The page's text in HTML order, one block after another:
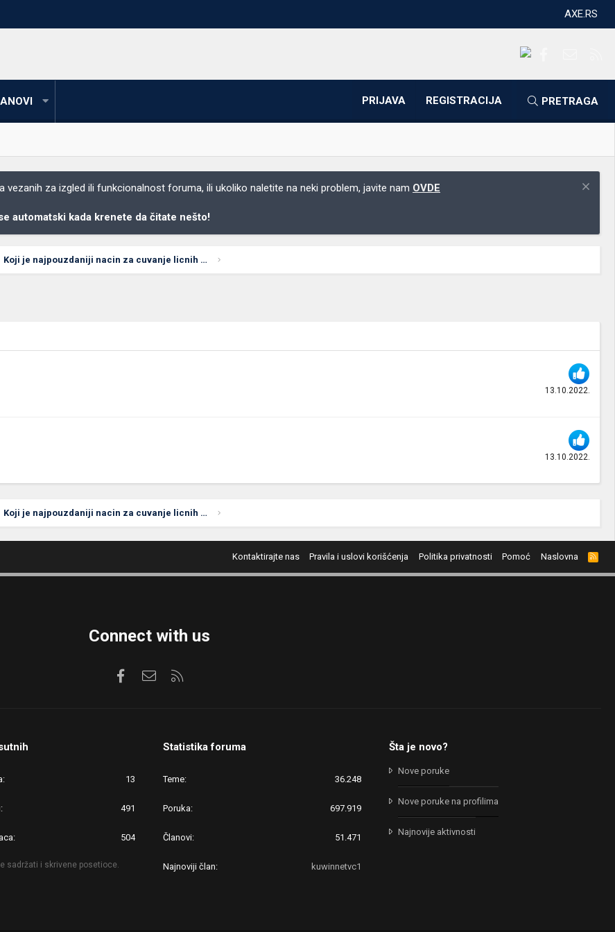
AXE.RS
PRIJAVA REGISTRACIJA PRETRAGA
za izgled ili funkcionalnost foruma, ili ukoliko naletite na neki problem, javite nam OVDE
automatski kada krenete da čitate nešto!
Koji je najpouzdaniji nacin za cuvanje licnih podataka?
13.10.2022.
13.10.2022.
Koji je najpouzdaniji nacin za cuvanje licnih podataka?
Kontaktirajte nas Pravila i uslovi korišćenja Politika privatnosti Pomoć Naslovna
R
S
S
Connect with us
FacebookKontaktirajte nas
13
491
504
sadržati i skrivene posetioce.
Statistika foruma
Teme 36.248
Poruka 697.919
Članovi 51.471
Najnoviji član kuwinnetvc1
Šta je novo?
Nove poruke
Nove poruke na profilima
Najnovije aktivnosti